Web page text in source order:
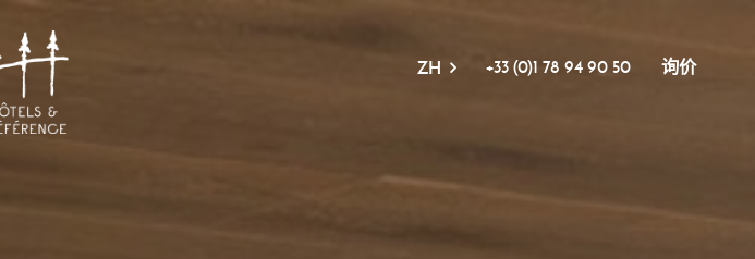
ZH +33 (0)1 78 94 90 50 询价